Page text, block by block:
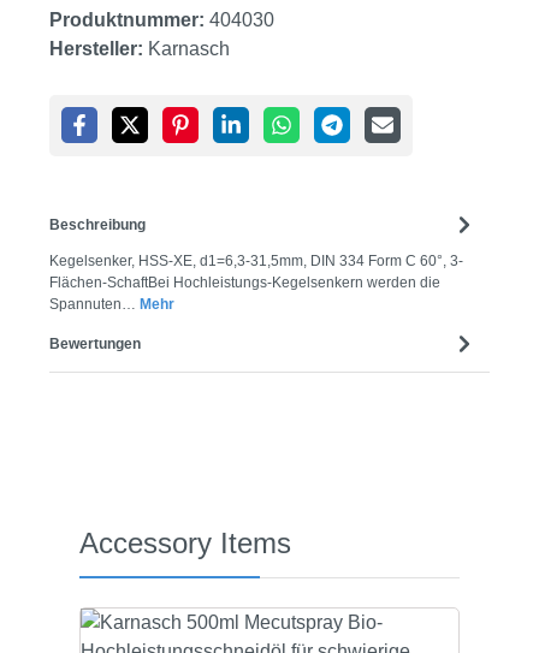
Produktnummer: 404030
Hersteller: Karnasch
Beschreibung
Kegelsenker, HSS-XE, d1=6,3-31,5mm, DIN 334 Form C 60°, 3-
Flächen-SchaftBei Hochleistungs-Kegelsenkern werden die
Spannuten… Mehr
Bewertungen
Produktgalerie überspringen
Accessory Items